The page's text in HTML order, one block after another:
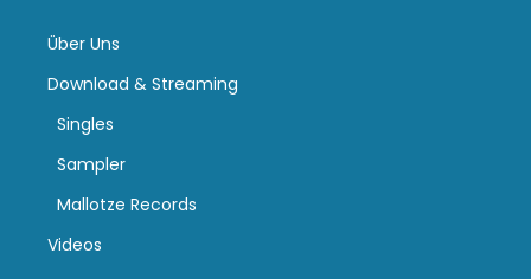
Über Uns
Download & Streaming
Singles
Sampler
Mallotze Records
Videos